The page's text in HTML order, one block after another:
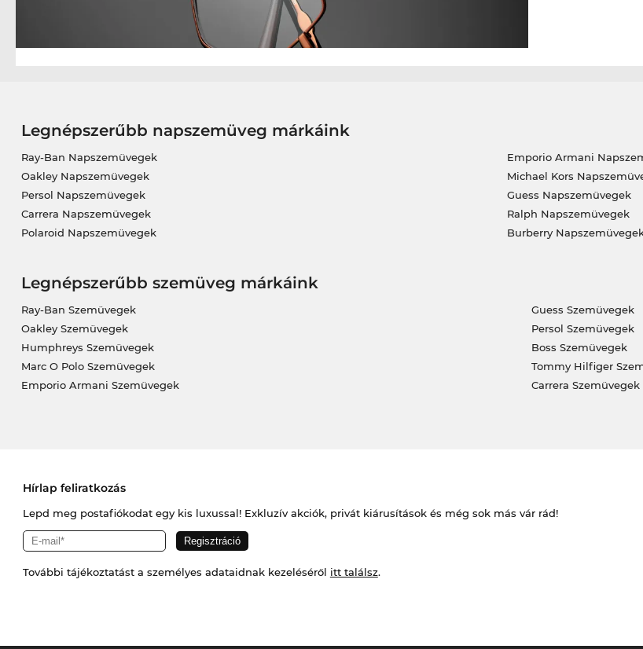
Legnépszerűbb napszemüveg márkáink
Ray-Ban Napszemüvegek
Oakley Napszemüvegek
Persol Napszemüvegek
Carrera Napszemüvegek
Polaroid Napszemüvegek
Emporio Armani
Michael Kors
Guess Napszemüvegek
Ralph Napszemüvegek
Burberry
Legnépszerűbb szemüveg márkáink
Ray-Ban Szemüvegek
Oakley Szemüvegek
Humphreys Szemüvegek
Marc O Polo Szemüvegek
Emporio Armani Szemüvegek
Guess Szemüvegek
Persol Szemüvegek
Boss Szemüvegek
Tommy Hilfiger
Carrera Szemüvegek
Hírlap feliratkozás
Lepd meg postafiókodat egy kis luxussal! Exkluzív akciók, privát kiárusítások és még sok más vár rád!
További tájékoztatást a személyes adataidnak kezeléséről itt találsz.